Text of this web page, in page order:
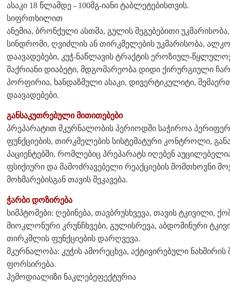
ასაკი 18 წლამდე - 100მგ-იანი ტაბლეტებისთვის.
სიფრთხილით
ანემია, ბრონქული ასთმა, გულის შეგუბებითი
სინდრომი, ღვიძლის ან თირკმელების უკმარისობა,
დაავადებები, კუჭ-ნაწლავის ტრაქტის ეროზიულ-
შაქრიანი დიაბეტი, მდგომარეობა დიდი ქირურგიული
პორფირია, ხანდაზმული ასაკი, დივერტიკულიტი,
დაავადებები.
განსაკუთრებული მითითებები
პრეპარატით მკურნალობის პერიოდში საჭიროა
ფუნქციების, თირკმელების სისტემატური კონტროლი,
პაციენტებში, რომლებიც პრეპარატს იღებენ
ფსიქიური და მამოძრავებელი რეაქციების მომთხოვნი
მოხმარებისგან თავის შეკავება.
ჭარბი დოზირება
სიმპტომები: ღებინება, თავბრუსხვევა, თავის ტკივილი,
მიოკლონური კრუნჩხვები, გულისრევა, აბდომინური
თირკმლის ფუნქციების დარღვევა.
მკურნალობა: კუჭის ამორეცხვა, აქტივირებული ნახშირის
ფორსირება.
ჰემოდიალიზი ნაკლებეფექტურია